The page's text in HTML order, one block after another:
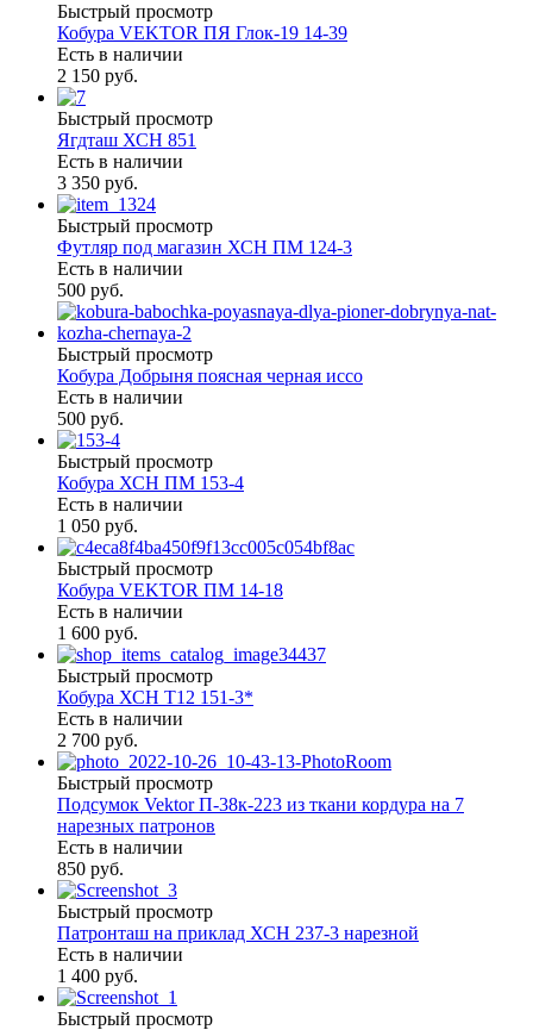
Быстрый просмотр
Кобура VEKTOR ПЯ Глок-19 14-39
Есть в наличии
2 150 руб.
Быстрый просмотр
Ягдташ ХСН 851
Есть в наличии
3 350 руб.
Быстрый просмотр
Футляр под магазин ХСН ПМ 124-3
Есть в наличии
500 руб.
Быстрый просмотр
Кобура Добрыня поясная черная иссо
Есть в наличии
500 руб.
Быстрый просмотр
Кобура ХСН ПМ 153-4
Есть в наличии
1 050 руб.
Быстрый просмотр
Кобура VEKTOR ПМ 14-18
Есть в наличии
1 600 руб.
Быстрый просмотр
Кобура ХСН Т12 151-3*
Есть в наличии
2 700 руб.
Быстрый просмотр
Подсумок Vektor П-38к-223 из ткани кордура на 7
нарезных патронов
Есть в наличии
850 руб.
Быстрый просмотр
Патронташ на приклад ХСН 237-3 нарезной
Есть в наличии
1 400 руб.
Быстрый просмотр